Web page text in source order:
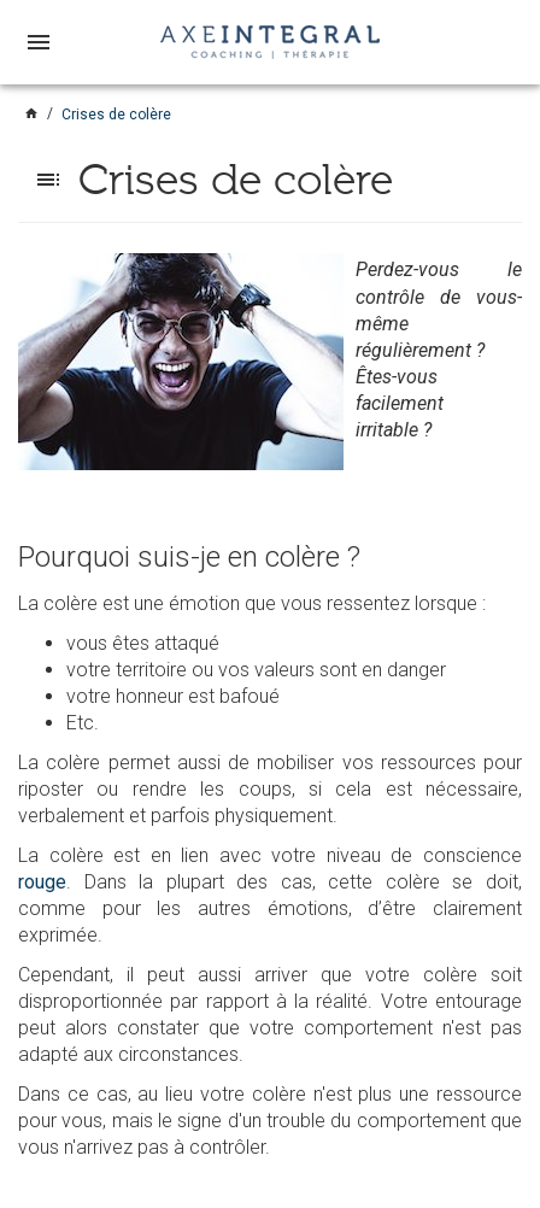
menu
home Crises de colère
toc Crises de colère
Perdez-vous le
contrôle de vous-
même
régulièrement ?
Êtes-vous
facilement
irritable ?
Pourquoi suis-je en colère ?
La colère est une émotion que vous ressentez lorsque :
vous êtes attaqué
votre territoire ou vos valeurs sont en danger
votre honneur est bafoué
Etc.
La colère permet aussi de mobiliser vos ressources pour
riposter ou rendre les coups, si cela est nécessaire,
verbalement et parfois physiquement.
La colère est en lien avec votre niveau de conscience
rouge. Dans la plupart des cas, cette colère se doit,
comme pour les autres émotions, d’être clairement
exprimée.
Cependant, il peut aussi arriver que votre colère soit
disproportionnée par rapport à la réalité. Votre entourage
peut alors constater que votre comportement n'est pas
adapté aux circonstances.
Dans ce cas, au lieu votre colère n'est plus une ressource
pour vous, mais le signe d'un trouble du comportement que
vous n'arrivez pas à contrôler.